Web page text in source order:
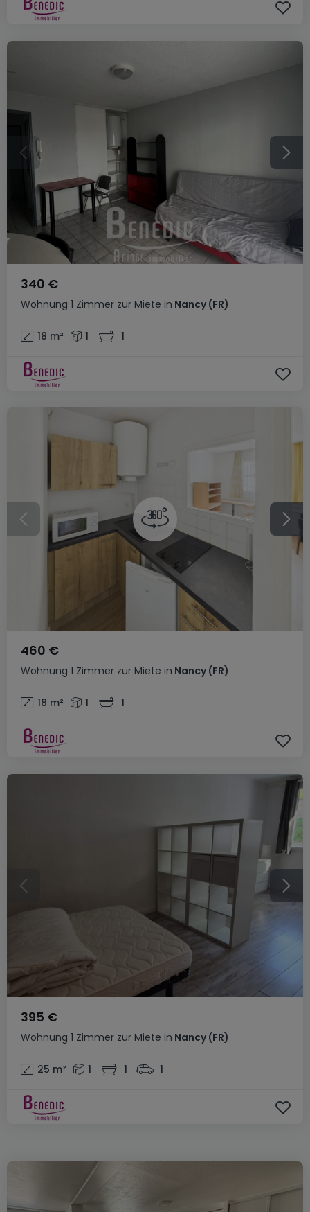
Wohnung 1 Zimmer zur Miete in Nancy (FR)
340 €
18 m² 1 1
Wohnung 1 Zimmer zur Miete in Nancy (FR)
460 €
18 m² 1 1
Wohnung 1 Zimmer zur Miete in Nancy (FR)
395 €
25 m² 1 1 1